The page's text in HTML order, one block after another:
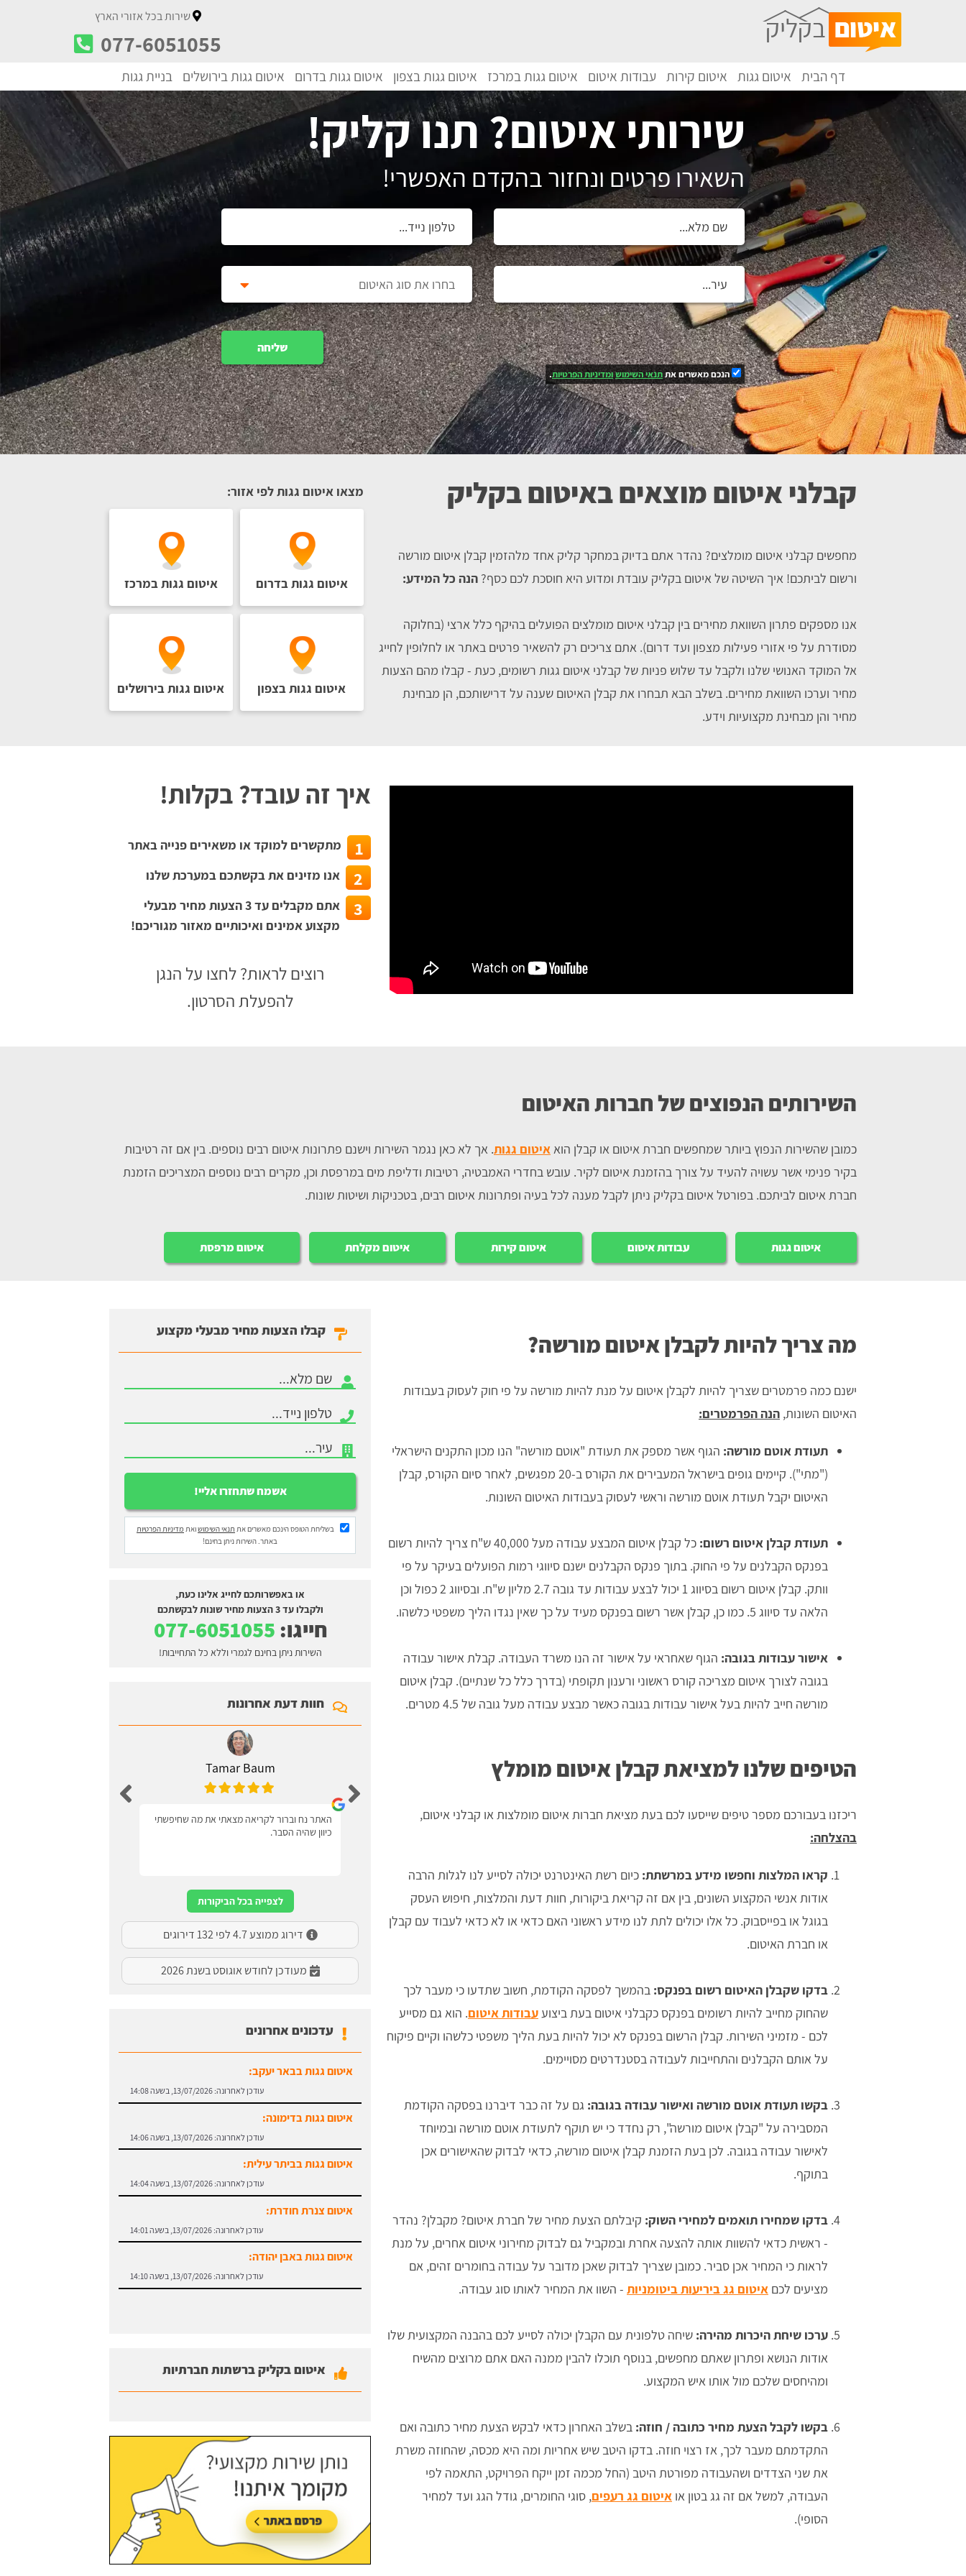
שירות בכל אזורי הארץ
077-6051055
דף הבית איטום גגות איטום קירות עבודות איטום איטום גגות במרכז איטום גגות בצפון איטום גגות בדרום איטום גגות בירושלים בניית גגות
שירותי איטום? תנו קליק!
השאירו פרטים ונחזור בהקדם האפשרי!
שליחה
הנכם מאשרים אתתנאי השימושומדיניות הפרטיות.
קבלני איטום מוצאים באיטום בקליק
מחפשים קבלני איטום מומלצים? נהדר אתם בדיוק במחקר קליק אחד מלהזמין קבלן איטום מורשה
ורשום לביתכם! איך השיטה של איטום בקליק עובדת ומדוע היא חוסכת לכם כסף? הנה כל המידע:
אנו מספקים פתרון השוואת מחירים בין קבלני איטום מומלצים הפועלים בהיקף כלל ארצי (בחלוקה
מסודרת על פי אזורי פעילות מצפון ועד דרום). אתם צריכים רק להשאיר פרטים באתר או לחלופין לחייג
אל המוקד האנושי שלנו ולקבל עד שלוש פניות של קבלני איטום גגות רשומים, כעת - קבלו מהם הצעות
מחיר וערכו השוואת מחירים. בשלב הבא תבחרו את קבלן האיטום שענה על דרישותכם, הן מבחינת
מחיר והן מבחינת מקצועיות וידע.
מצאו איטום גגות לפי אזור:
איטום גגות בדרום איטום גגות במרכז
​איטום גגות בצפון איטום גגות בירושלים
איך זה עובד? בקלות!
1 מתקשרים למוקד או משאירים פנייה באתר
2 אנו מזינים את בקשתכם במערכת שלנו
3
אתם מקבלים עד 3 הצעות מחיר מבעלי
מקצוע אמינים ואיכותיים מאזור מגוריכם!
רוצים לראות? לחצו על הנגן
להפעלת הסרטון.
השירותים הנפוצים של חברות האיטום
כמובן שהשירות הנפוץ ביותר שמחפשים חברת איטום או קבלן הואאיטום גגות. אך לא כאן נגמר השירות וישנם פתרונות איטום רבים נוספים. בין אם זה רטיבות
בקיר פנימי אשר עשויה להעיד על צורך בהזמנת איטום לקיר. עובש בחדרי האמבטיה, רטיבות ודליפת מים במרפסת וכן, מקרים רבים נוספים המצריכים הזמנת
חברת איטום לביתכם. בפורטל איטום בקליק ניתן לקבל מענה לכל בעיה ופתרונות איטום רבים, בטכניקות ושיטות שונות.
איטום גגות עבודות איטום איטום קירות איטום מקלחת איטום מרפסת
מה צריך להיות לקבלן איטום מורשה?
ישנם כמה פרמטרים שצריך להיות לקבלן איטום על מנת להיות מורשה על פי חוק לעסוק בעבודות
האיטום השונות, הנה הפרמטרים:
תעודת אוטם מורשה: הגוף אשר מספק את תעודת "אוטם מורשה" הנו מכון התקנים הישראלי
("מתי"). קיימים גופים בישראל המעבירים את הקורס ב-20 מפגשים, לאחר סיום הקורס, קבלן
האיטום יקבל תעודת אוטם מורשה וראשי לעסוק בעבודות האיטום השונות.
תעודת קבלן איטום רשום:
כל קבלן איטום המבצע עבודה מעל 40,000 ש"ח צריך להיות רשום
בפנקס הקבלנים על פי החוק. בתוך פנקס הקבלנים ישנם סיווגי רמות הפועלים בעיקר על פי
וותק. קבלן איטום רשום בסיווג 1 יכול לבצע עבודות עד גובה 2.7 מליון ש"ח. ובסיווג 2 כפול וכן
הלאה עד סיווג 5. כמו כן, קבלן אשר רשום בפנקס מעיד על כך שאין נגדו הליך משפטי כלשהו.
אישור עבודות בגובה: הגוף שאחראי על אישור זה הנו משרד העבודה. קבלת אישור עבודה
בגובה לצורך איטום מצריכה קורס ראשוני ורענון תקופתי (בדרך כלל כל שנתיים). קבלן איטום
מורשה חייב להיות בעל אישור עבודות בגובה כאשר מבצע עבודה מעל גובה של 4.5 מטרים.
הטיפים שלנו למציאת קבלן איטום מומלץ
ריכזנו בעבורכם מספר טיפים שייסעו לכם בעת מציאת חברות איטום מומלצות או קבלני איטום,
בהצלחה:
קראו המלצות וחפשו מידע במרשתת: כיום רשת האינטרנט יכולה לסייע לנו לגלות הרבה
אודות אנשי המקצוע השונים, בין אם זה קריאת ביקורות, חוות דעת והמלצות, חיפוש העסק
בגוגל או בפייסבוק. כל אלו יכולים לתת לנו מידע ראשוני האם כדאי או לא כדאי לעבוד עם קבלן
או חברת האיטום.
בדקו שקבלן האיטום רשום בפנקס: בהמשך לפסקה הקודמת, חשוב שתדעו כי מעבר לכך
שהחוק מחייב להיות רשומים בפנקס כקבלני איטום בעת ביצועעבודות איטום. הוא גם מסייע
לכם - מזמיני השירות. קבלן הרשום בפנקס לא יכול להיות בעת הליך משפטי כלשהו וקיים פיקוח
על אותם הקבלנים והתחייבות לעבודה בסטנדרטים מסויימים.
בקשו תעודת אוטם מורשה ואישור עבודה בגובה: גם על זה כבר דיברנו בפסקה הקודמת
המסבירה על "קבלן איטום מורשה", רק נחדד כי יש תוקף לתעודת אוטם מורשה ובמיוחד
לאישור עבודה בגובה. לכן בעת הזמנת קבלן איטום מורשה, כדאי לבדוק שהאישורים אכן
בתוקף.
בדקו שמחירו תואמים למחירי השוק: קיבלתם הצעת מחיר של חברת איטום? מקבלן? נהדר
- ראשית כדאי להשוות אותה להצעה אחרת ובמקביל גם לבדוק מחירוני איטום אחרים, על מנת
לראות כי המחיר אכן סביר. כמובן שצריך לבדוק שאכן מדובר על עבודה בחומרים זהים, אם
מציעים לכם איטום גג ביריעות ביטומניות - השוו את המחיר לאותו סוג עבודה.
ערכו שיחת היכרות מהירה: שיחה טלפונית עם הקבלן יכולה לסייע לכם בהבנה המקצועית שלו
אודות הנושא ופתרון שאתם מחפשים, בנוסף תוכלו להבין ממנה האם אתם מרוצים מהשיח
ומהיחסים שלכם מול אותו איש המקצוע.
בקשו לקבל הצעת מחיר כתובה / חוזה: בשלב האחרון כדאי לבקש הצעת מחיר כתובה ואם
התקדמתם מעבר לכך, אז רצוי חוזה. בדקו היטב שיש אחריות ומה היא מכסה, שהחוזה משרת
את שני הצדדים ושהעבודה מפורטת היטב (החל מכמה זמן ייקח הפרויקט, התאמה לפי
העבודה, למשל אם זה גג בטון או איטום גג רעפים, סוגי החומרים, גודל הגג ועד למחיר
הסופי).
קבלו הצעות מחיר מבעלי מקצוע
בשליחת הטופס הינכם מאשרים את תנאי השימושואת מדיניות הפרטיות
באתר. השירות ניתן בחינם!
או באפשרותכם לחייג אלינו כעת,
ולקבלו עד 3 הצעות מחיר שונות לבקשתכם
חייגו:
השירות ניתן בחינם לגמרי וללא כל התחייבות!
חוות דעת אחרונות
Tamar Baum
האתר נח וברור לקריאה מצאתי את מה שחיפשתי
כיוון שהיה הסבר.
איציק לוי
האתר נגיש ונוח יש את כל המידע עם סרטונים.
אודי
מצויינים.
לצפייה בכל הביקורות
דירוג ממוצע 4.7 לפי 132 דירוגים
מעודכן לחודש אוגוסט בשנת 2026
עדכונים אחרונים
איטום גגות בבאר יעקב:
עודכן לאחרונה: 13/07/2026, בשעה 14:08
איטום גגות בדימונה:
עודכן לאחרונה: 13/07/2026, בשעה 14:06
איטום גגות בביתר עילית:
עודכן לאחרונה: 13/07/2026, בשעה 14:04
איטום צנרת חודרת:
עודכן לאחרונה: 13/07/2026, בשעה 14:01
איטום גגות באבן יהודה:
עודכן לאחרונה: 13/07/2026, בשעה 14:10
איטום בקליק ברשתות חברתיות